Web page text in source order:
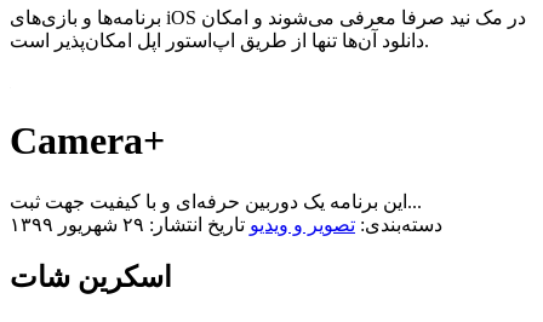
برنامه‌ها و بازی‌های iOS در مک نید صرفا معرفی می‌شوند و امکان
دانلود آن‌ها تنها از طریق اپ‌استور اپل امکان‌پذیر است.
Camera+
این برنامه یک دوربین حرفه‌ای و با کیفیت جهت ثبت...
دسته‌بندی: تصویر و ویدیو تاریخ انتشار: ۲۹ شهریور ۱۳۹۹
اسکرین شات